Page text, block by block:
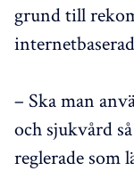
grund till
– Ska man
och sjukvård
reglerade som